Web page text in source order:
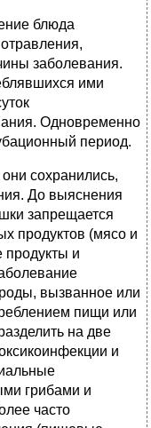
блюда
заболевания.
ими
Одновременно
период.
сохранились,
До выяснения
запрещается
продуктов (мясо и
и
вызванное или
пищи или
на две
и
грибами и
часто